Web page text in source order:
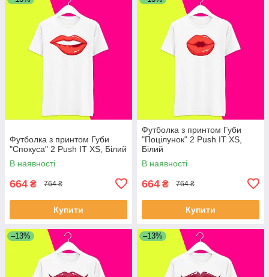
Футболка з принтом Губи
"Спокуса" 2 Push IT XS, Білий
В наявності
664 ₴ 764 ₴
Купити
Футболка з принтом Губи
"Поцілунок" 2 Push IT XS,
Білий
В наявності
664 ₴ 764 ₴
Купити
–13% –13%